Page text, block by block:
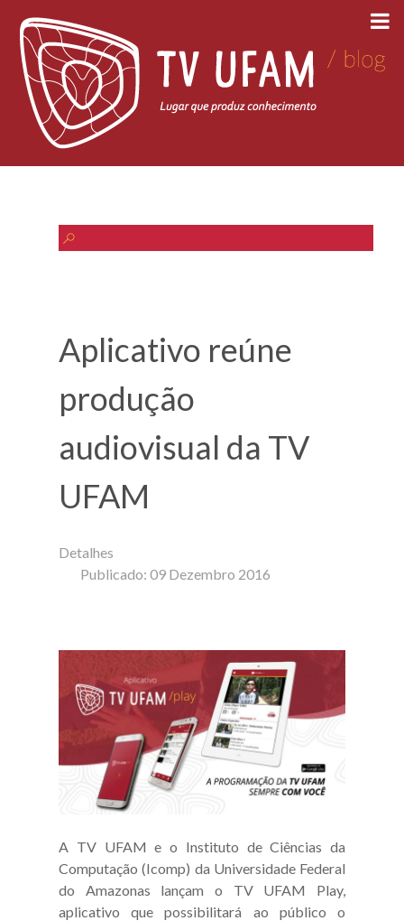
Aplicativo reúne
produção
audiovisual da TV
UFAM
Detalhes
Publicado: 09 Dezembro 2016
A TV UFAM e o Instituto de Ciências da
Computação (Icomp) da Universidade Federal
do Amazonas lançam o TV UFAM Play,
aplicativo que possibilitará ao público o